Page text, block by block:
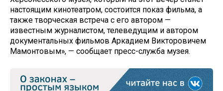
настоящим кинотеатром, состоится показ фильма, а
также творческая встреча с его автором —
известным журналистом, телеведущим и автором
документальных фильмов Аркадием Викторовичем
Мамонтовым», — сообщает пресс-служба музея.